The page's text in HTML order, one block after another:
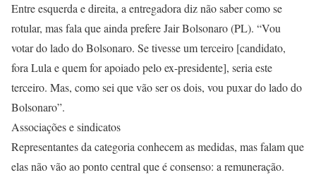
Entre esquerda e direita, a entregadora diz não saber como se
rotular, mas fala que ainda prefere Jair Bolsonaro (PL). “Vou
votar do lado do Bolsonaro. Se tivesse um terceiro [candidato,
fora Lula e quem for apoiado pelo ex-presidente], seria este
terceiro. Mas, como sei que vão ser os dois, vou puxar do lado do
Bolsonaro”.
Associações e sindicatos
Representantes da categoria conhecem as medidas, mas falam que
elas não vão ao ponto central que é consenso: a remuneração.